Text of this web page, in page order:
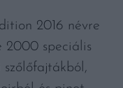
2016 névre
2000 speciális
szőlőfajtákból,